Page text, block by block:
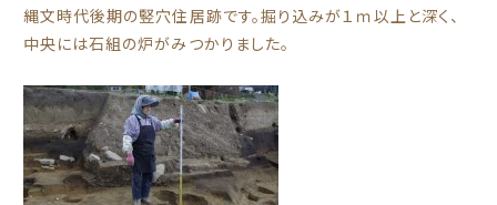
縄文時代後期の竪穴住居跡です。掘り込みが１ｍ以上と深く、
中央には石組の炉がみつかりました。